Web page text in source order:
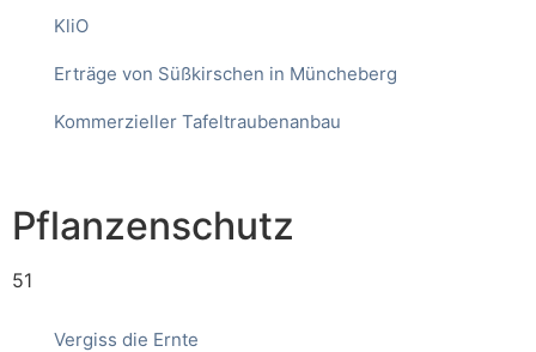
KliO
Erträge von Süßkirschen in Müncheberg
Kommerzieller Tafeltraubenanbau
Pflanzenschutz
51
Vergiss die Ernte